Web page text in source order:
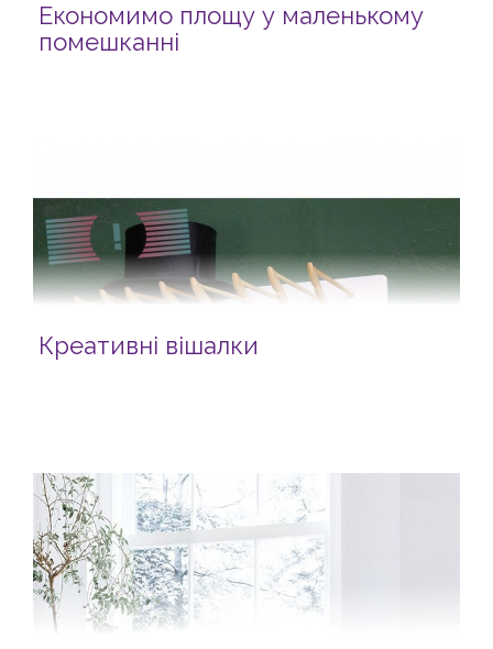
Економимо площу у маленькому
помешканні
Креативні вішалки